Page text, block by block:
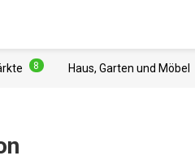
8 Haus, Garten und Möbel